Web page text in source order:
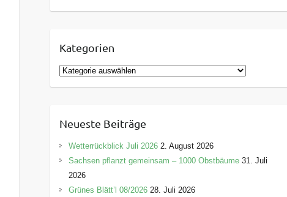
Kategorien
K
a
g
o
r
e
Neueste Beiträge
Wetterrückblick Juli 2026 2. August 2026
Sachsen pflanzt gemeinsam – 1000 Obstbäume 31. Juli
2026
Grünes Blätt’l 08/2026 28. Juli 2026